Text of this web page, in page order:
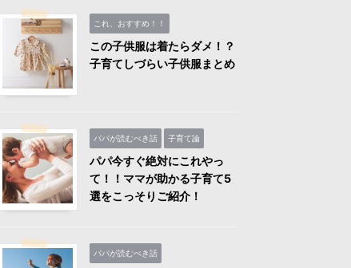
これ、おすすめ！！
この子供服は着たらダメ！？
子育てしづらい子供服まとめ
パパが読むべき話 子育て論
パパ今すぐ絶対にこれやっ
て！！ママが助かる子育て5
選をこっそりご紹介！
パパが読むべき話